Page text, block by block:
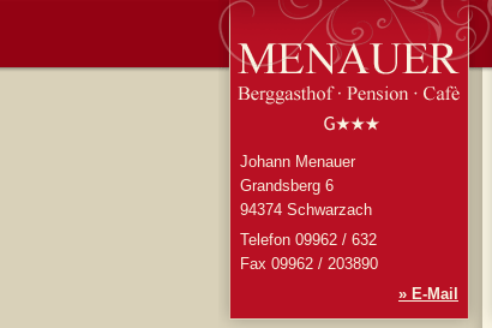
Johann Menauer
Grandsberg 6
94374 Schwarzach
Telefon 09962 / 632
Fax 09962 / 203890
» E-Mail